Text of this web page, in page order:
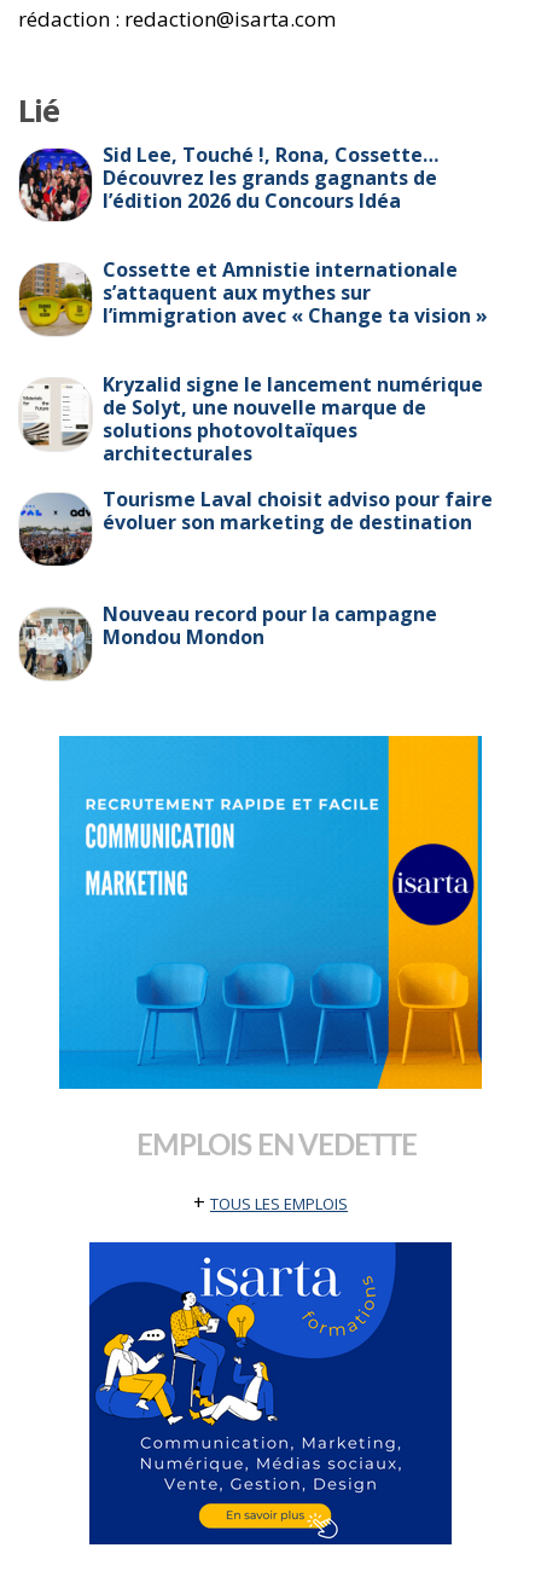
rédaction : redaction@isarta.com
Lié
Sid Lee, Touché !, Rona, Cossette…
Découvrez les grands gagnants de
l’édition 2026 du Concours Idéa
Cossette et Amnistie internationale
s’attaquent aux mythes sur
l’immigration avec « Change ta vision »
Kryzalid signe le lancement numérique
de Solyt, une nouvelle marque de
solutions photovoltaïques
architecturales
Tourisme Laval choisit adviso pour faire
évoluer son marketing de destination
Nouveau record pour la campagne
Mondou Mondon
EMPLOIS EN VEDETTE
+ TOUS LES EMPLOIS